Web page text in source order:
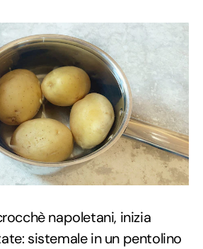
napoletani, inizia
sistemale in un pentolino